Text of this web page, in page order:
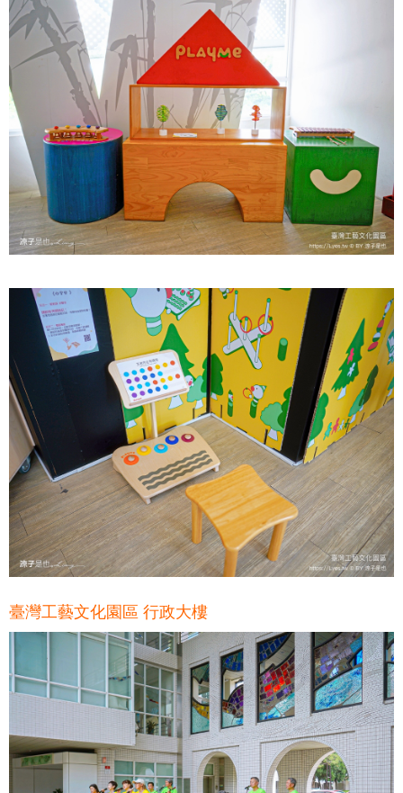
臺灣工藝文化園區 行政大樓